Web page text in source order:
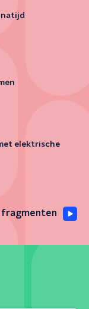
elektrische
fragmenten